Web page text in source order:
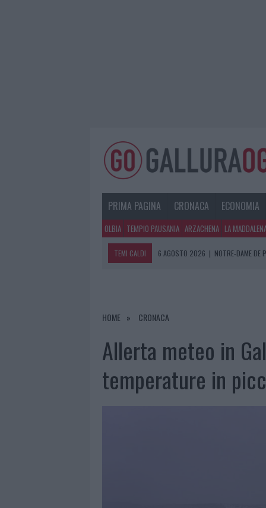
PRIMA PAGINA CRONACA ECONOMIA
OLBIA TEMPIO PAUSANIA ARZACHENA LA
TEMI CALDI 6 AGOSTO 2026 | NOTRE-DAME DE
6 AGOSTO 2026 | STRADA
6 AGOSTO 2026
|
HOME CRONACA
Allerta meteo in
temperature in